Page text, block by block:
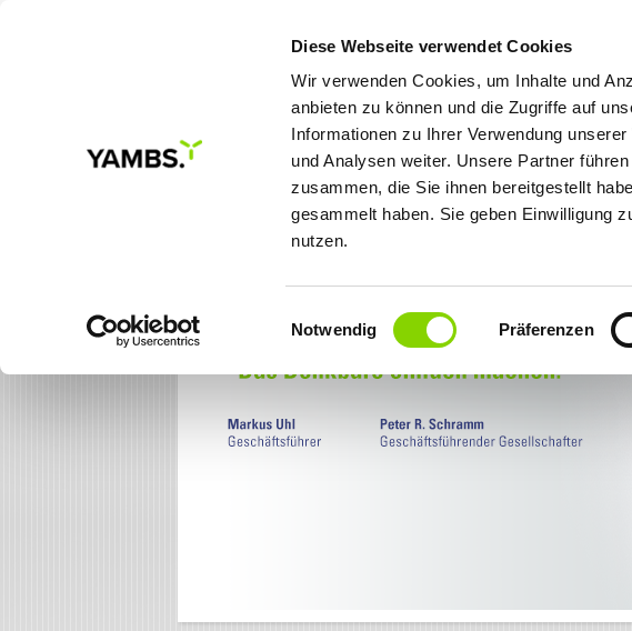
Diese Webseite verwendet Cookies
Wir verwenden Cookies, um Inhalte und
anbieten zu können und die Zugriffe auf
Informationen zu Ihrer Verwendung
und Analysen weiter. Unsere Partner
zusammen, die Sie ihnen bereitgestellt
gesammelt haben. Sie geben Einwilligung
nutzen.
Einwilligungsauswahl
Notwendig Präferenzen
MEINE ZIELE LÖSUNGEN SERVICE &